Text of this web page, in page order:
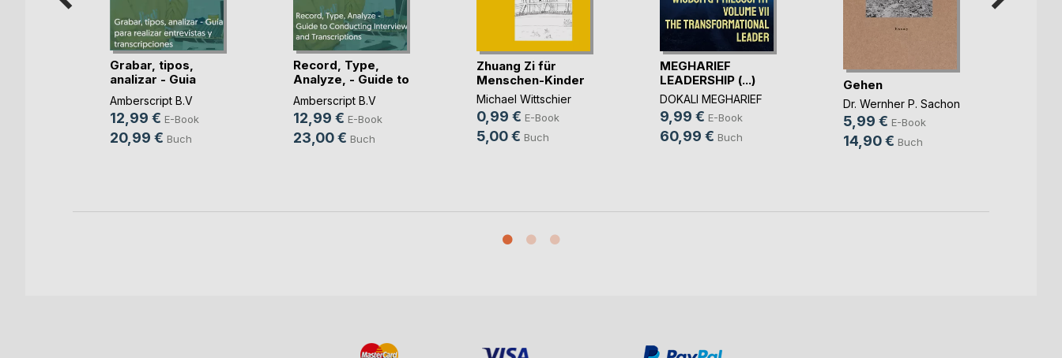
Grabar, tipos,
analizar - Guia
par(...)
Amberscript B.V
12,99 € E-Book
20,99 € Buch
Record, Type,
Analyze, - Guide to
(...)
Amberscript B.V
12,99 € E-Book
23,00 € Buch
Zhuang Zi für
Menschen-Kinder
Michael Wittschier
0,99 € E-Book
5,00 € Buch
MEGHARIEF
LEADERSHIP (...)
DOKALI MEGHARIEF
9,99 € E-Book
60,99 € Buch
Gehen
Dr. Wernher P. Sachon
5,99 € E-Book
14,90 € Buch